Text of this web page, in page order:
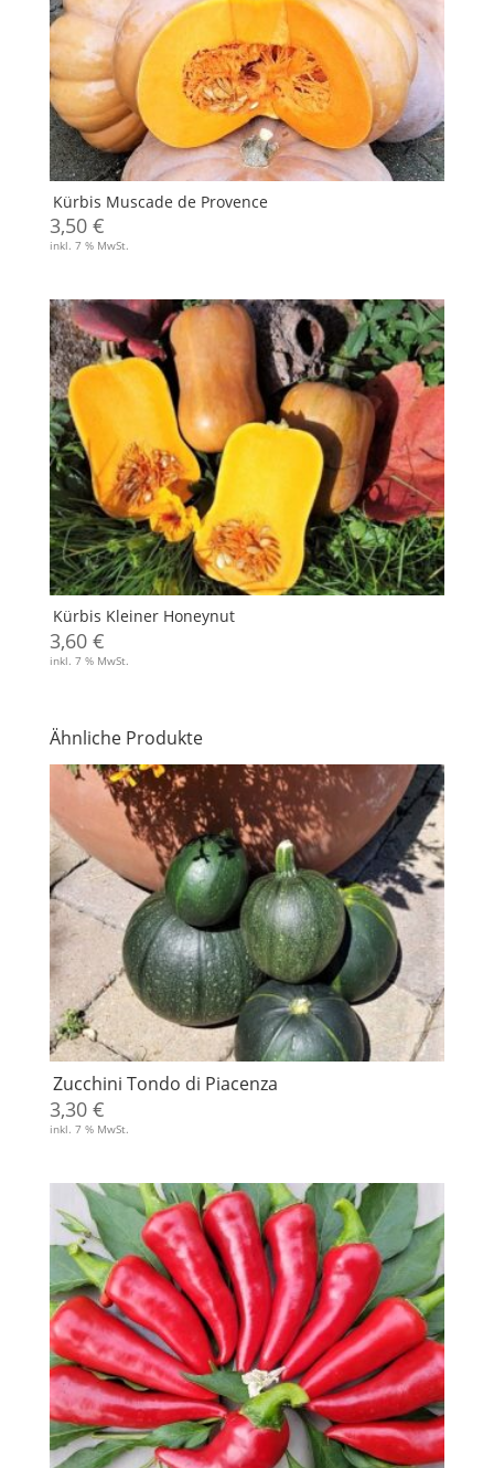
Kürbis Muscade de Provence
3,50 €
inkl. 7 % MwSt.
Kürbis Kleiner Honeynut
3,60 €
inkl. 7 % MwSt.
Ähnliche Produkte
Zucchini Tondo di Piacenza
3,30 €
inkl. 7 % MwSt.